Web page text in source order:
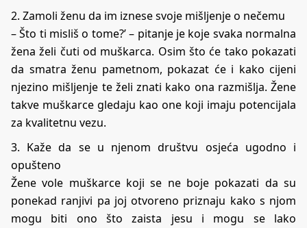
2. Zamoli ženu da im iznese svoje mišljenje o nečemu
– Što ti misliš o tome?’ – pitanje je koje svaka normalna
žena želi čuti od muškarca. Osim što će tako pokazati
da smatra ženu pametnom, pokazat će i kako cijeni
njezino mišljenje te želi znati kako ona razmišlja. Žene
takve muškarce gledaju kao one koji imaju potencijala
za kvalitetnu vezu.
3. Kaže da se u njenom društvu osjeća ugodno i
opušteno
Žene vole muškarce koji se ne boje pokazati da su
ponekad ranjivi pa joj otvoreno priznaju kako s njom
mogu biti ono što zaista jesu i mogu se lako